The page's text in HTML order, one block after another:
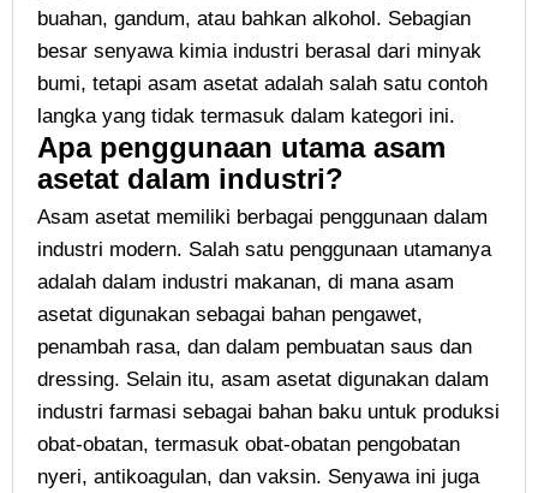
buahan, gandum, atau bahkan alkohol. Sebagian
besar senyawa kimia industri berasal dari minyak
bumi, tetapi asam asetat adalah salah satu contoh
langka yang tidak termasuk dalam kategori ini.
Apa penggunaan utama asam
asetat dalam industri?
Asam asetat memiliki berbagai penggunaan dalam
industri modern. Salah satu penggunaan utamanya
adalah dalam industri makanan, di mana asam
asetat digunakan sebagai bahan pengawet,
penambah rasa, dan dalam pembuatan saus dan
dressing. Selain itu, asam asetat digunakan dalam
industri farmasi sebagai bahan baku untuk produksi
obat-obatan, termasuk obat-obatan pengobatan
nyeri, antikoagulan, dan vaksin. Senyawa ini juga